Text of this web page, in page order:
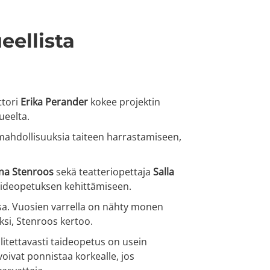
Erika Perander kokee projektin
taiteen harrastamiseen,
Stenroossekä teatteriopettaja Salla
kehittämiseen.
Vuosien varrella on nähty monen
Stenroos kertoo.
taideopetus on usein
ponnistaa korkealle, jos